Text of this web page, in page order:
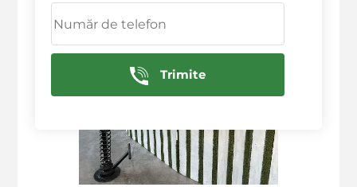
Trimite